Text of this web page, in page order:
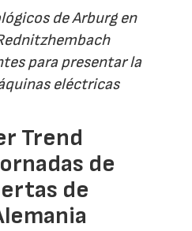
de Arburg en
para presentar la
eléctricas
Trend
de
de